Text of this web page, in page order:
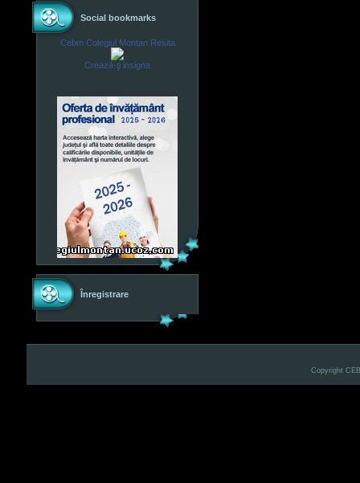
Social bookmarks
Cebm Colegiul Montan Resita
Crează-ţi insigna
Înregistrare
Copyright